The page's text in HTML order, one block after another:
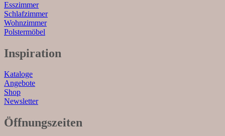
Esszimmer
Schlafzimmer
Wohnzimmer
Polstermöbel
Inspiration
Kataloge
Angebote
Shop
Newsletter
Öffnungszeiten